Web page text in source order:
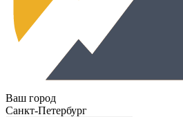
Ваш город
Санкт-Петербург